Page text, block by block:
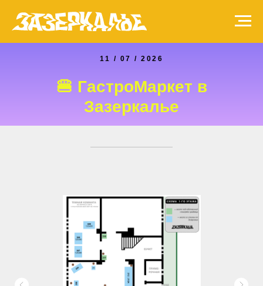
11 / 07 / 2026
🍔 ГастроМаркет в
Зазеркалье